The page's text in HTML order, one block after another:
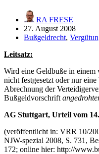
RA FRESE
27. August 2008
Bußgeldrecht,
Leitsatz:
Wird eine Geldbuße in einem
nicht festgesetzt oder nur
Abrechnung der
Bußgeldvorschrift
AG Stuttgart, Urteil vom
(veröffentlicht in: VRR 10/
NJW-spezial 2008, S. 731,
172; online hier: http://